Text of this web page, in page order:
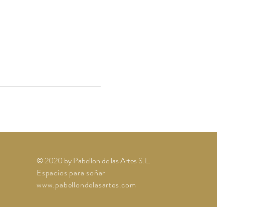
© 2020 by Pabellon de las Artes S.L.
Espacios para soñar
www.pabellondelasartes.com